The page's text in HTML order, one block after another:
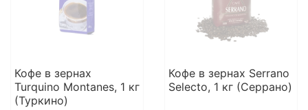
Кофе в зернах
Turquino Montanes, 1 кг
(Туркино)
Кофе в зернах Serrano
Selecto, 1 кг (Серрано)